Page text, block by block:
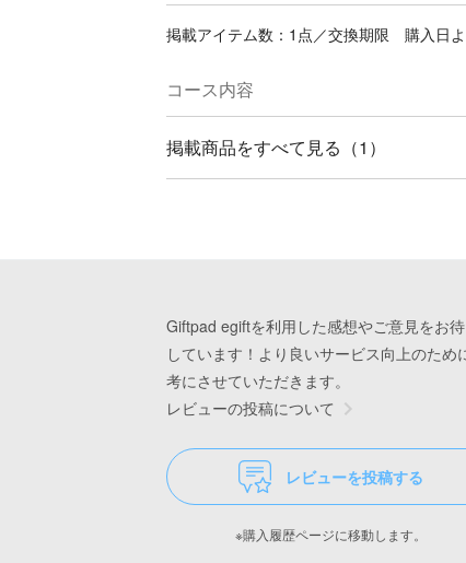
掲載アイテム数：1点／交換期限 購入日
コース内容
掲載商品をすべて見る（1）
Giftpad egiftを利用した感想やご意見をお
しています！より良いサービス向上のため
考にさせていただきます。
レビューの投稿について
レビューを投稿する
※購入履歴ページに移動します。